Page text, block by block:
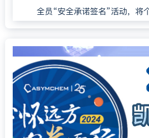
全员“安全承诺签名”活动，将
象化，铭刻于心。
“每日安语”活动反响热烈，一
工安全感悟、警示语超4800条（如
过场，安全承诺肩上扛”、“每一次
VIP通道”），汇聚成强大的安全文
组织承包商工友利用碎片时间